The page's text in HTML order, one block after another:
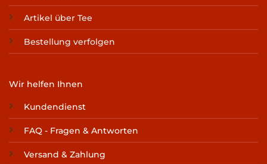
Artikel über Tee
Bestellung verfolgen
Wir helfen Ihnen
Kundendienst
FAQ - Fragen & Antworten
Versand & Zahlung